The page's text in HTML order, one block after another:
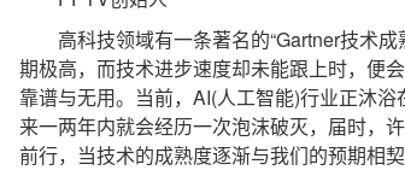
高科技领域有一条著名的“Gartner技术成
期极高，而技术进步速度却未能跟上时，便
靠谱与无用。当前，AI(人工智能)行业正沐
来一两年内就会经历一次泡沫破灭，届时，
前行，当技术的成熟度逐渐与我们的预期相